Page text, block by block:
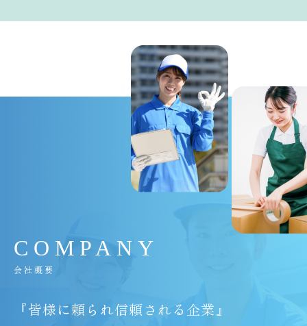
C O M P A N Y
会社概要
『皆様に頼られ信頼される企業』